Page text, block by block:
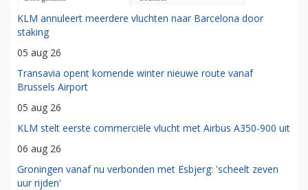
KLM annuleert meerdere vluchten naar Barcelona door
staking
05 aug 26
Transavia opent komende winter nieuwe route vanaf
Brussels Airport
05 aug 26
KLM stelt eerste commerciële vlucht met Airbus A350-900 uit
06 aug 26
Groningen vanaf nu verbonden met Esbjerg: 'scheelt zeven
uur rijden'